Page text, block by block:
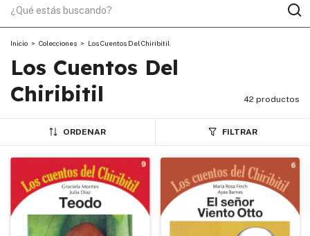
Inicio > Colecciones > Los Cuentos Del Chiribitil
Los Cuentos Del
Chiribitil
42 productos
ORDENAR FILTRAR